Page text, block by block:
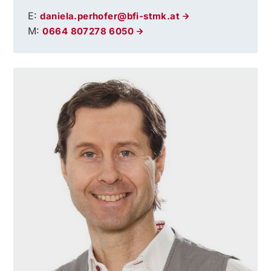
E:daniela.perhofer@bfi-stmk.at
M:0664 807278 6050